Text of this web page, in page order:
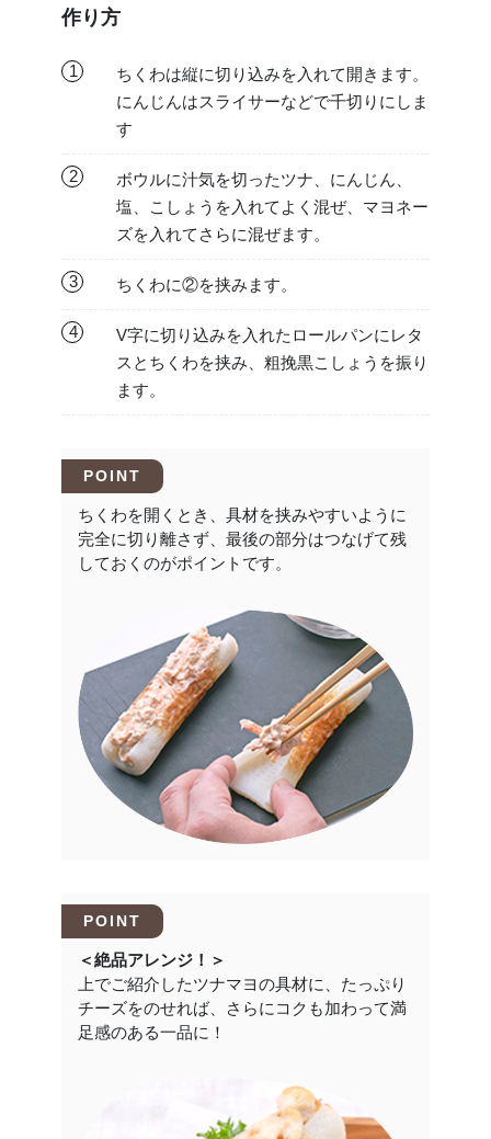
作り方
1
ちくわは縦に切り込みを入れて開きます。
にんじんはスライサーなどで千切りにしま
す
2
ボウルに汁気を切ったツナ、にんじん、
塩、こしょうを入れてよく混ぜ、マヨネー
ズを入れてさらに混ぜます。
3 ちくわに②を挟みます。
4
V字に切り込みを入れたロールパンにレタ
スとちくわを挟み、粗挽黒こしょうを振り
ます。
POINT
ちくわを開くとき、具材を挟みやすいように
完全に切り離さず、最後の部分はつなげて残
しておくのがポイントです。
POINT
＜絶品アレンジ！＞
上でご紹介したツナマヨの具材に、たっぷり
チーズをのせれば、さらにコクも加わって満
足感のある一品に！